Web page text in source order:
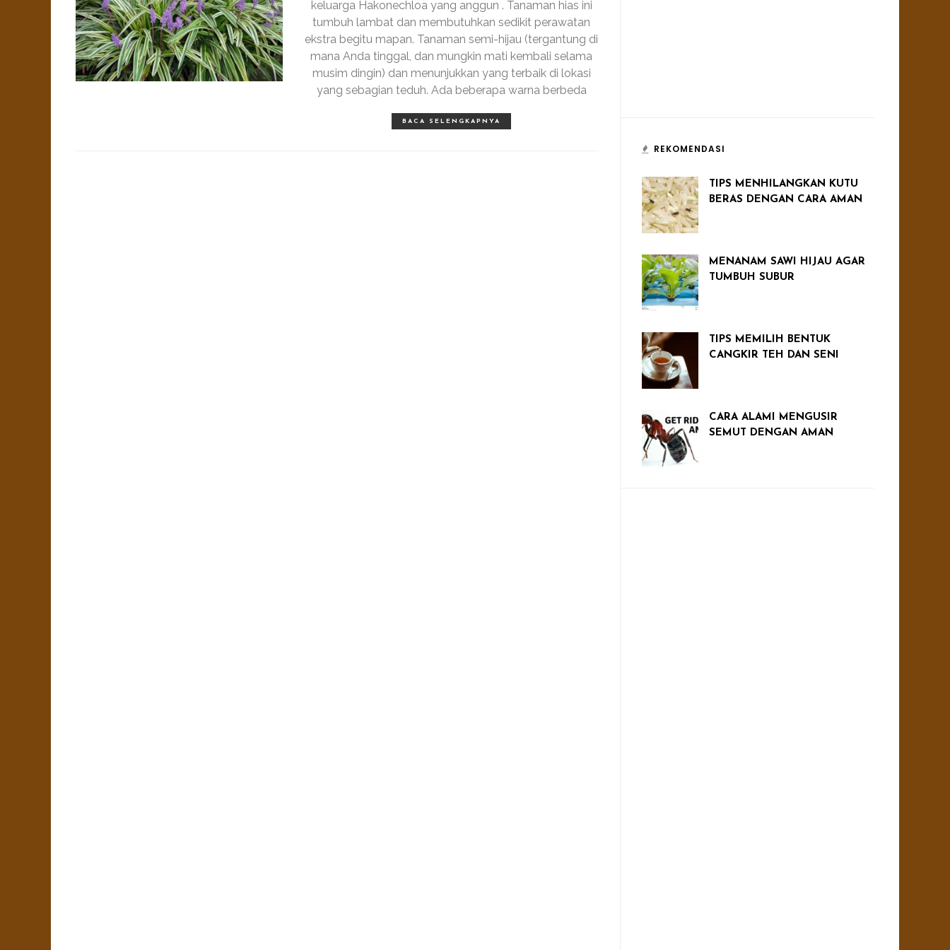
keluarga Hakonechloa yang anggun . Tanaman hias ini
tumbuh lambat dan membutuhkan sedikit perawatan
ekstra begitu mapan. Tanaman semi-hijau (tergantung di
mana Anda tinggal, dan mungkin mati kembali selama
musim dingin) dan menunjukkan yang terbaik di lokasi
yang sebagian teduh. Ada beberapa warna berbeda
BACA SELENGKAPNYA
REKOMENDASI
TIPS MENHILANGKAN KUTU
BERAS DENGAN CARA AMAN
MENANAM SAWI HIJAU AGAR
TUMBUH SUBUR
TIPS MEMILIH BENTUK
CANGKIR TEH DAN SENI
CARA ALAMI MENGUSIR
SEMUT DENGAN AMAN